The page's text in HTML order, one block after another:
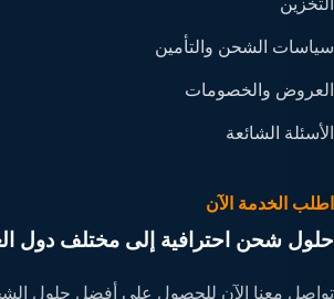
سياسات الشحن والتأمين
العروض والخصومات
الأسئلة الشائعة
اطلب الخدمة الآن
حلول شحن احترافية إلى مختلف دول
تواصل معنا الآن للحصول على أفضل حلول